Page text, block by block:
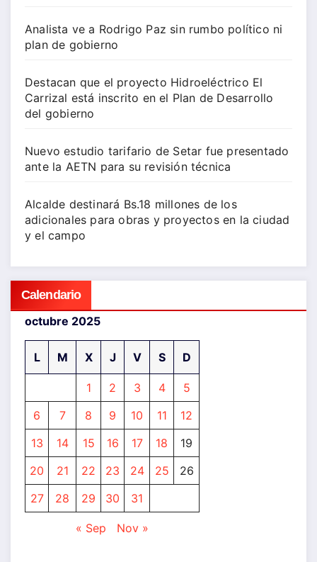
Analista ve a Rodrigo Paz sin rumbo político ni
plan de gobierno
Destacan que el proyecto Hidroeléctrico El
Carrizal está inscrito en el Plan de Desarrollo
del gobierno
Nuevo estudio tarifario de Setar fue presentado
ante la AETN para su revisión técnica
Alcalde destinará Bs.18 millones de los
adicionales para obras y proyectos en la ciudad
y el campo
Calendario
octubre 2025
L M X J V S D
1 2 3 4
5
6
7 8 9 10 11
12
13
14 15 16 17 18
19
20
21 22 23 24 25
26
27
28 29 30 31
« Sep Nov »